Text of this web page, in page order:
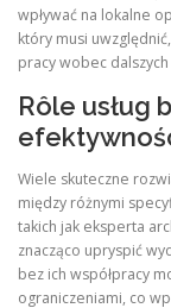
wpływać na lokalne
który musi
pracy wobec
Rôle usług
Wiele skuteczne
między różnymi
takich jak eksperta
znacząco upryspić
bez ich współpracy
ograniczeniami, co